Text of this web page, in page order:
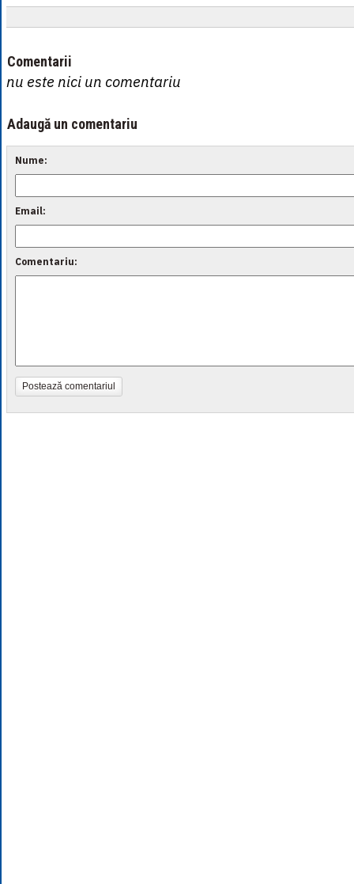
Comentarii
nu este nici un comentariu
Adaugă un comentariu
Nume:
Email:
Comentariu:
Postează comentariul